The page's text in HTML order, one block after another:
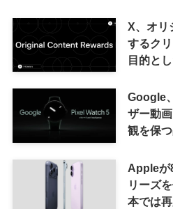
X、オリ
するク
目的と
来の｢収
Google
ザー動
観を保
Appleが
リーズ
本では